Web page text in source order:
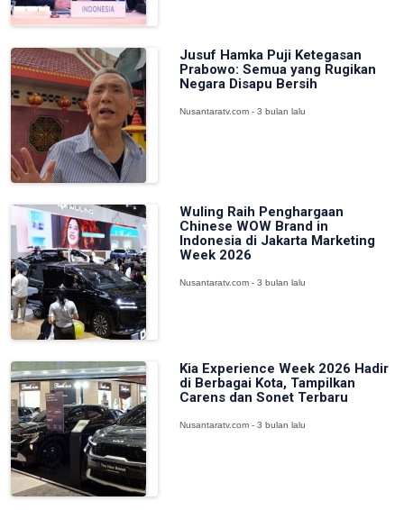
Jusuf Hamka Puji Ketegasan
Prabowo: Semua yang Rugikan
Negara Disapu Bersih
Nusantaratv.com - 3 bulan lalu
Wuling Raih Penghargaan
Chinese WOW Brand in
Indonesia di Jakarta Marketing
Week 2026
Nusantaratv.com - 3 bulan lalu
Kia Experience Week 2026 Hadir
di Berbagai Kota, Tampilkan
Carens dan Sonet Terbaru
Nusantaratv.com - 3 bulan lalu